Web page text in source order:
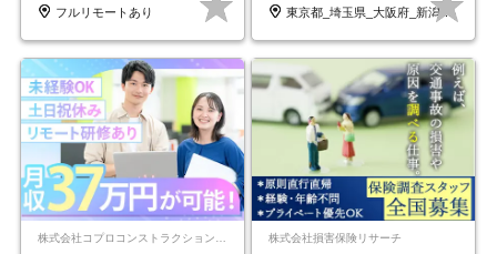
フルリモートあり
東京都_埼玉県_大阪府_新潟県_福岡県
株式会社損害保険リサーチ